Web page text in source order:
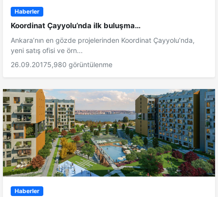
Haberler
Koordinat Çayyolu’nda ilk buluşma…
Ankara’nın en gözde projelerinden Koordinat Çayyolu’nda,
yeni satış ofisi ve örn...
26.09.20175,980 görüntülenme
Haberler